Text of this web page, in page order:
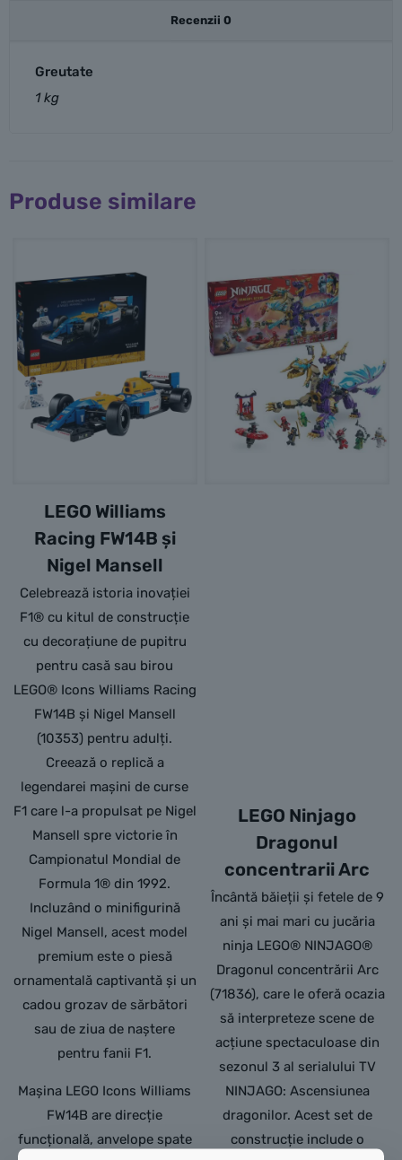
Recenzii 0
Greutate
1 kg
Produse similare
LEGO Williams
Racing FW14B și
Nigel Mansell
Celebrează istoria inovației
F1® cu kitul de construcție
cu decorațiune de pupitru
pentru casă sau birou
LEGO® Icons Williams Racing
FW14B și Nigel Mansell
(10353) pentru adulți.
Creează o replică a
legendarei mașini de curse
F1 care l-a propulsat pe Nigel
Mansell spre victorie în
Campionatul Mondial de
Formula 1® din 1992.
Incluzând o minifigurină
Nigel Mansell, acest model
premium este o piesă
ornamentală captivantă și un
cadou grozav de sărbători
sau de ziua de naștere
pentru fanii F1.
Mașina LEGO Icons Williams
FW14B are direcție
funcțională, anvelope spate
LEGO Ninjago
Dragonul
concentrarii Arc
Încântă băieții și fetele de 9
ani și mai mari cu jucăria
ninja LEGO® NINJAGO®
Dragonul concentrării Arc
(71836), care le oferă ocazia
să interpreteze scene de
acțiune spectaculoase din
sezonul 3 al serialului TV
NINJAGO: Ascensiunea
dragonilor. Acest set de
construcție include o